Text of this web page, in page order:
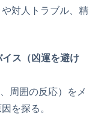
対人トラブル、精
ス（凶運を避け
周囲の反応）をメ
を探る。